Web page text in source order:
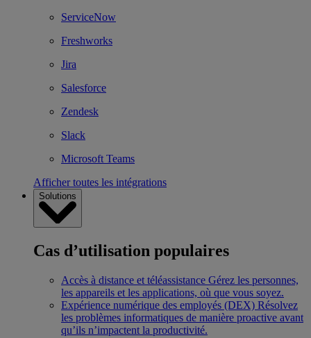
ServiceNow
Freshworks
Jira
Salesforce
Zendesk
Slack
Microsoft Teams
Afficher toutes les intégrations
Solutions
Cas d’utilisation populaires
Accès à distance et téléassistance Gérez les personnes,
les appareils et les applications, où que vous soyez.
Expérience numérique des employés (DEX) Résolvez
les problèmes informatiques de manière proactive avant
qu’ils n’impactent la productivité.